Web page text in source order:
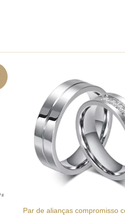
Par de alianças compromisso